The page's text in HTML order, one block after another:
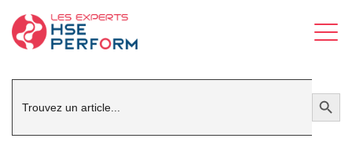
Search
Search Button